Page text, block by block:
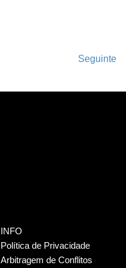
Seguinte
INFO
Política de Privacidade
Arbitragem de Conflitos